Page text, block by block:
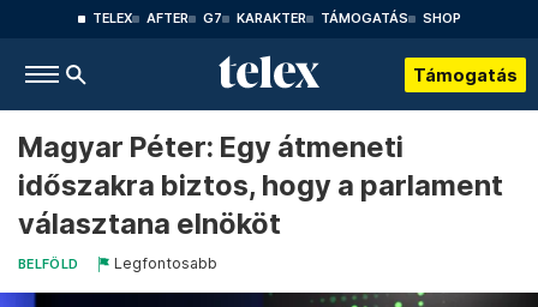
TELEX AFTER G7 KARAKTER TÁMOGATÁS SHOP
Támogatás
Magyar Péter: Egy átmeneti
időszakra biztos, hogy a parlament
választana elnököt
BELFÖLD Legfontosabb